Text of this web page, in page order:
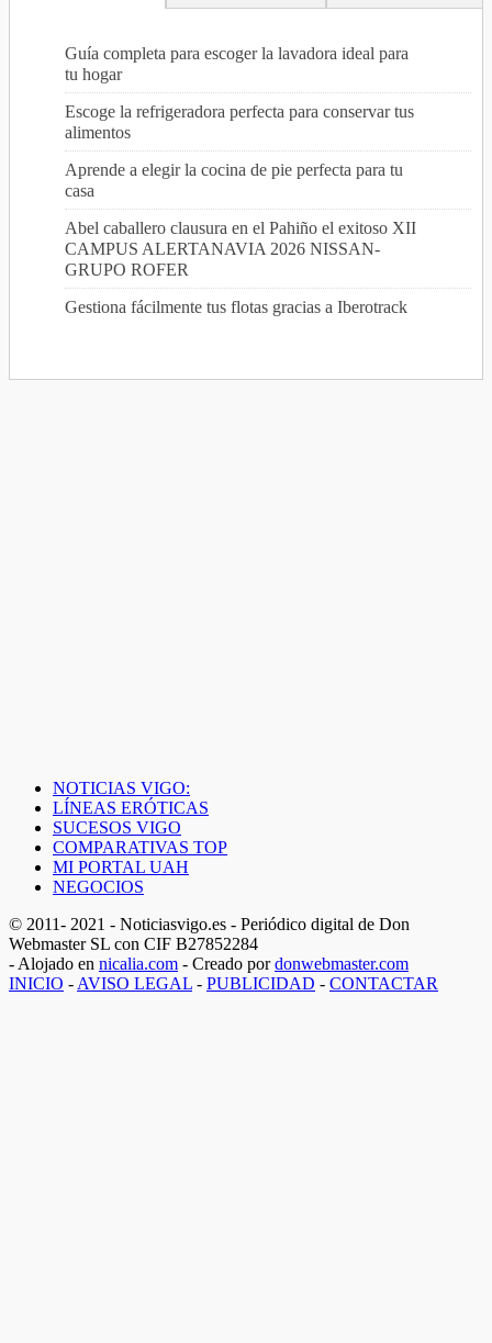
Guía completa para escoger la lavadora ideal para
tu hogar
Escoge la refrigeradora perfecta para conservar tus
alimentos
Aprende a elegir la cocina de pie perfecta para tu
casa
Abel caballero clausura en el Pahiño el exitoso XII
CAMPUS ALERTANAVIA 2026 NISSAN-
GRUPO ROFER
Gestiona fácilmente tus flotas gracias a Iberotrack
NOTICIAS VIGO:
LÍNEAS ERÓTICAS
SUCESOS VIGO
COMPARATIVAS TOP
MI PORTAL UAH
NEGOCIOS
© 2011- 2021 - Noticiasvigo.es - Periódico digital de Don
Webmaster SL con CIF B27852284
- Alojado en nicalia.com - Creado pordonwebmaster.com
INICIO - AVISO LEGAL - PUBLICIDAD - CONTACTAR